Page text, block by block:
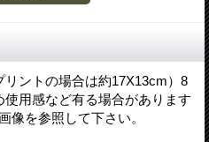
ントの場合は約17X13cm）8
用感など有る場合があります
像を参照して下さい。